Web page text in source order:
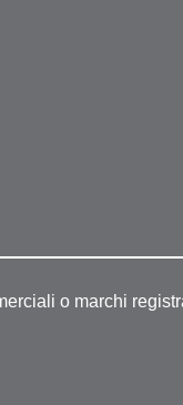
o marchi